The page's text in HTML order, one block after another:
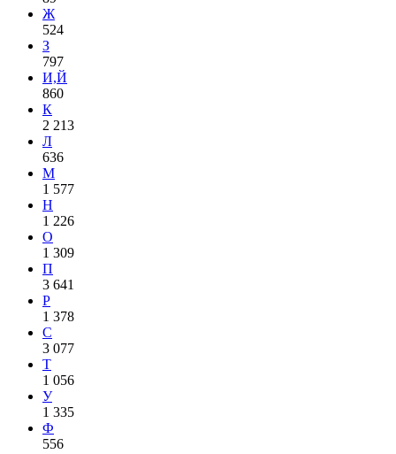
Ж
524
З
797
И,Й
860
К
2 213
Л
636
М
1 577
Н
1 226
О
1 309
П
3 641
Р
1 378
С
3 077
Т
1 056
У
1 335
Ф
556